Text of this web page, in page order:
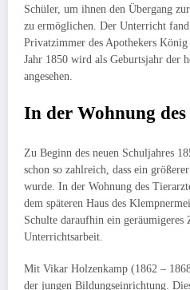
Schüler, um ihnen den Übergang
zu ermöglichen. Der Unterricht
Privatzimmer des Apothekers
Jahr 1850 wird als Geburtsjahr der
angesehen.
In der Wohnung
Zu Beginn des neuen Schuljahres
schon so zahl­reich, dass ein
wurde. In der Wohnung des
dem späteren Haus des
Schulte daraufhin ein geräumigeres
Unterrichtsarbeit.
Mit Vikar Holzenkamp (1862 –
der jungen Bildungseinrichtung.